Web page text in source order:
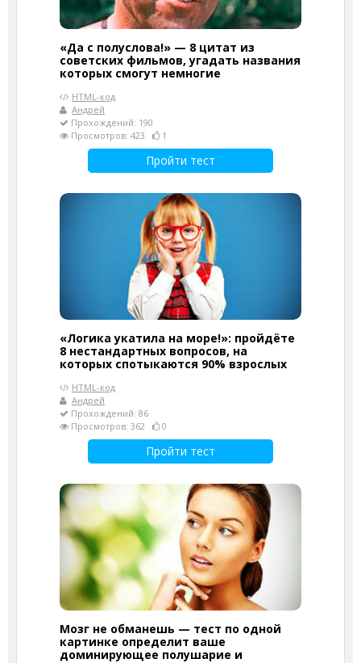
«Да с полуслова!» — 8 цитат из
советских фильмов, угадать названия
которых смогут немногие
HTML-код
Андрей
Прохождений: 190
Просмотров: 423
1
Пройти тест
«Логика укатила на море!»: пройдёте
8 нестандартных вопросов, на
которых спотыкаются 90% взрослых
HTML-код
Андрей
Прохождений: 86
Просмотров: 362
0
Пройти тест
Мозг не обманешь — тест по одной
картинке определит ваше
доминирующее полушарие и